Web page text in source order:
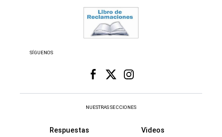
SÍGUENOS
NUESTRAS SECCIONES
Respuestas Videos